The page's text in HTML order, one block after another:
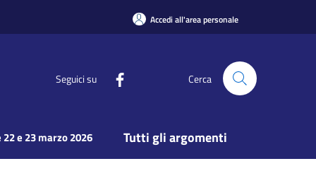
Accedi all'area personale
Seguici su Cerca
e 23 marzo 2026 Tutti gli argomenti